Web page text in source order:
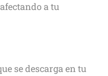
a tu
se descarga en tu